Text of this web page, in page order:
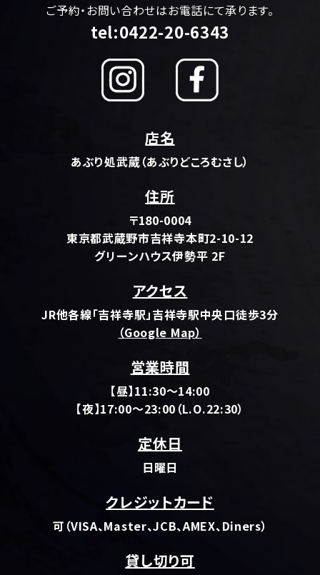
ご予約・お問い合わせはお電話にて承ります。
tel:0422-20-6343
店名
あぶり処武蔵（あぶりどころむさし）
住所
〒180-0004
東京都武蔵野市吉祥寺本町2-10-12
グリーンハウス伊勢平 2F
アクセス
JR他各線「吉祥寺駅」吉祥寺駅中央口徒歩3分
（Google Map）
営業時間
【昼】11:30～14:00
【夜】17:00～23:00（L.O.22:30）
定休日
日曜日
クレジットカード
可（VISA、Master、JCB、AMEX、Diners）
貸し切り可